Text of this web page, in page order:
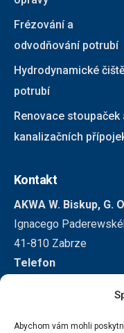
Abychom vám mohli
Frézování a
odvodňování potrubí
Hydrodynamické
potrubí
Renovace stoupaček
kanalizačních
Kontakt
AKWA W. Biskup, G.
Ignacego
41-810 Zabrze
Telefon
E-mail